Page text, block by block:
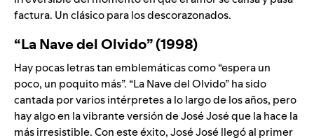
factura. Un clásico para los descorazonados.
“La Nave del Olvido” (1998)
Hay pocas letras tan emblemáticas como “espera un
poco, un poquito más”. “La Nave del Olvido” ha sido
cantada por varios intérpretes a lo largo de los años, pero
hay algo en la vibrante versión de José José que la hace la
más irresistible. Con este éxito, José José llegó al primer